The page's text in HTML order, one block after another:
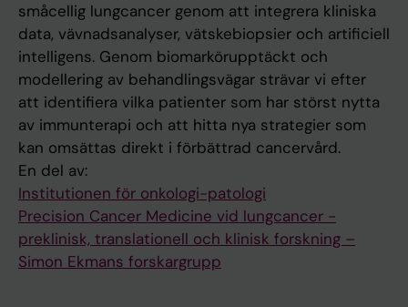
småcellig lungcancer genom att integrera kliniska
data, vävnadsanalyser, vätskebiopsier och artificiell
intelligens. Genom biomarkörupptäckt och
modellering av behandlingsvägar strävar vi efter
att identifiera vilka patienter som har störst nytta
av immunterapi och att hitta nya strategier som
kan omsättas direkt i förbättrad cancervård.
En del av:
Institutionen för onkologi-patologi
Precision Cancer Medicine vid lungcancer -
preklinisk, translationell och klinisk forskning –
Simon Ekmans forskargrupp